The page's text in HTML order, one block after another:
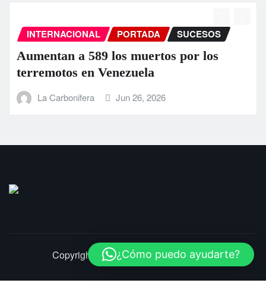
INTERNACIONAL PORTADA SUCESOS
Aumentan a 589 los muertos por los
terremotos en Venezuela
La Carbonifera Jun 26, 2026
Copyright © 2025 | LaCarbonifera.com
¿Cómo puedo ayudarte?